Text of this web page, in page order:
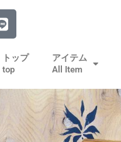
L
i
e
トップ
top
アイテム
All Item